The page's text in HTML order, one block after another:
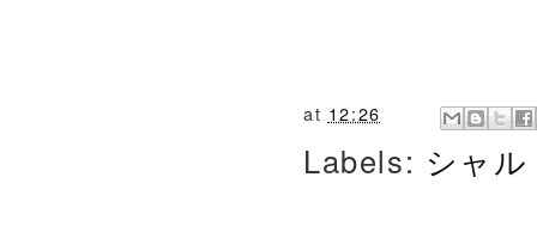
at 12:26
Labels: シャ